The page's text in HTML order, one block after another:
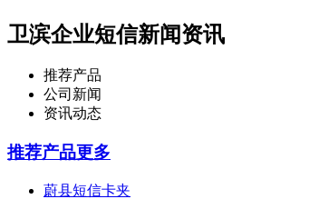
卫滨企业短信新闻资讯
推荐产品
公司新闻
资讯动态
推荐产品更多
蔚县短信卡夹